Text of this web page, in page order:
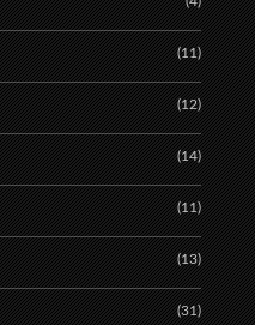
(11)
(12)
(14)
(11)
(13)
(31)